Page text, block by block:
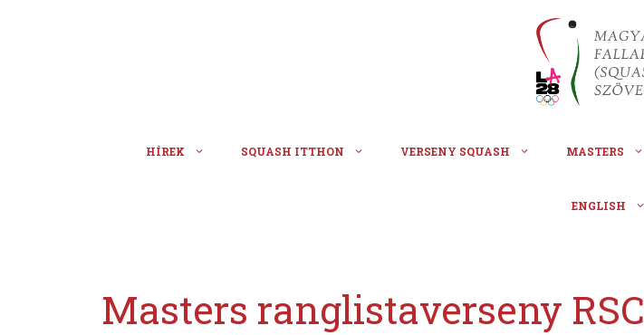
HÍREK SQUASH ITTHON VERSENY SQUASH MASTERS
ENGLISH
Masters ranglistaverseny RSC